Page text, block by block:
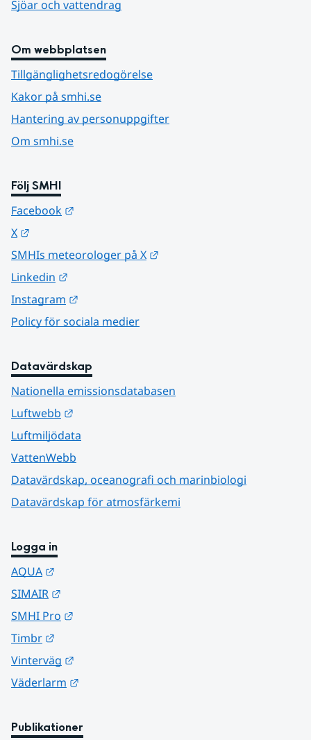
Sjöar och vattendrag
Om webbplatsen
Tillgänglighetsredogörelse
Kakor på smhi.se
Hantering av personuppgifter
Om smhi.se
Följ SMHI
Facebook
X
SMHIs meteorologer på X
Linkedin
Instagram
Policy för sociala medier
Datavärdskap
Nationella emissionsdatabasen
Luftwebb
Luftmiljödata
VattenWebb
Datavärdskap, oceanografi och marinbiologi
Datavärdskap för atmosfärkemi
Logga in
AQUA
SIMAIR
SMHI Pro
Timbr
Vinterväg
Väderlarm
Publikationer